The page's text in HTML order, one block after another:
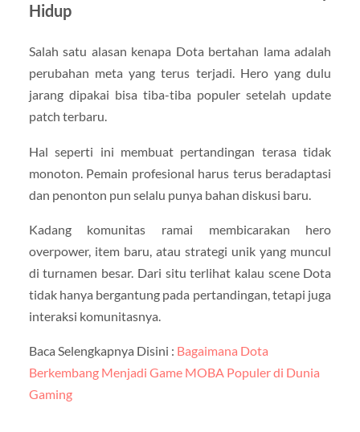
Hidup
Salah satu alasan kenapa Dota bertahan lama adalah
perubahan meta yang terus terjadi. Hero yang dulu
jarang dipakai bisa tiba-tiba populer setelah update
patch terbaru.
Hal seperti ini membuat pertandingan terasa tidak
monoton. Pemain profesional harus terus beradaptasi
dan penonton pun selalu punya bahan diskusi baru.
Kadang komunitas ramai membicarakan hero
overpower, item baru, atau strategi unik yang muncul
di turnamen besar. Dari situ terlihat kalau scene Dota
tidak hanya bergantung pada pertandingan, tetapi juga
interaksi komunitasnya.
Baca Selengkapnya Disini : Bagaimana Dota
Berkembang Menjadi Game MOBA Populer di Dunia
Gaming